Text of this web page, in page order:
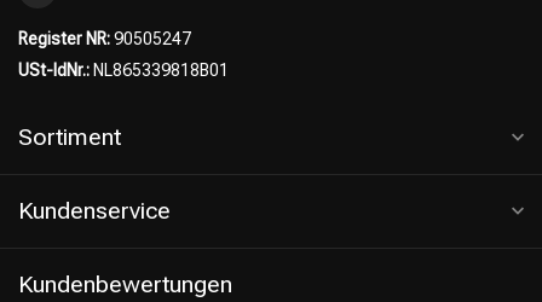
Register NR:90505247
USt-IdNr.: NL865339818B01
Sortiment
Kundenservice
Kundenbewertungen